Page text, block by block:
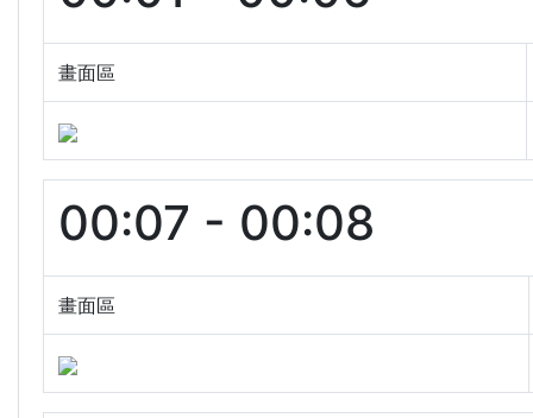
畫面區
00:07 - 00:08
畫面區